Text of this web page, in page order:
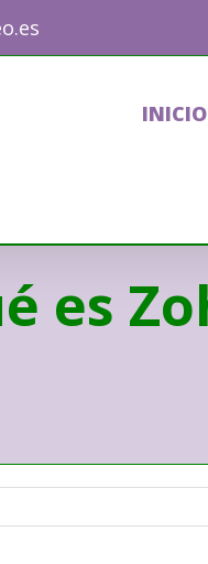
INICIO
es